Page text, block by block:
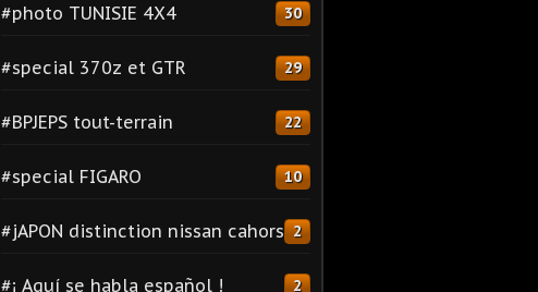
#photo TUNISIE 4X4 30
#special 370z et GTR 29
#BPJEPS tout-terrain 22
#special FIGARO 10
#jAPON distinction nissan cahors 2
#¡ Aquí se habla español ! 2